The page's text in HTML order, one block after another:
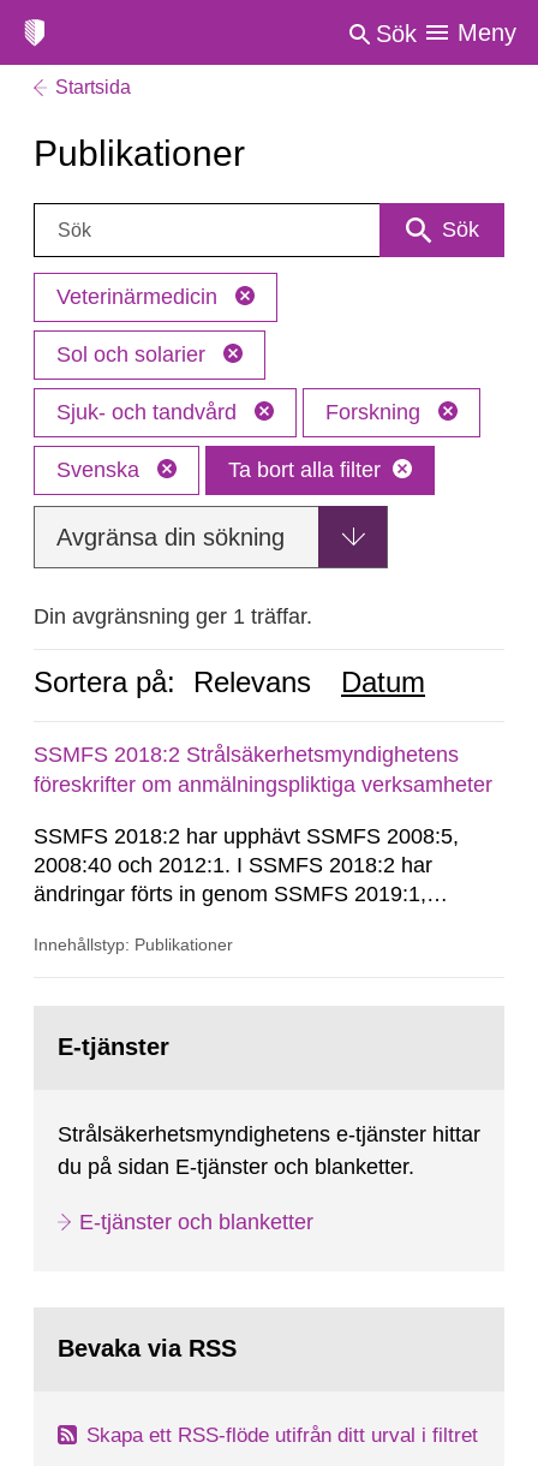
Sök Meny
Startsida
Publikationer
Sök: Sök
Veterinärmedicin
Sol och solarier
Sjuk- och tandvård Forskning
Svenska Ta bort alla filter
Avgränsa din sökning
Din avgränsning ger 1 träffar.
Sortera på: Relevans Datum
SSMFS 2018:2 Strålsäkerhetsmyndighetens
föreskrifter om anmälningspliktiga verksamheter
SSMFS 2018:2 har upphävt SSMFS 2008:5,
2008:40 och 2012:1. I SSMFS 2018:2 har
ändringar förts in genom SSMFS 2019:1,
Innehållstyp: Publikationer
sida:E-tjänster
Strålsäkerhetsmyndighetens e-tjänster hittar
du på sidan E-tjänster och blanketter.
E-tjänster och blanketter
Bevaka via RSS
Skapa ett RSS-flöde utifrån ditt urval i filtret